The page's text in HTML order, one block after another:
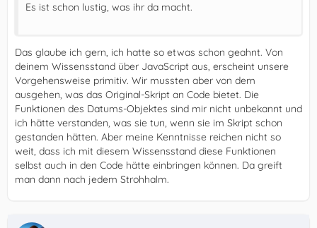
Es ist schon lustig, was ihr da macht.
Das glaube ich gern, ich hatte so etwas schon geahnt. Von
deinem Wissensstand über JavaScript aus, erscheint unsere
Vorgehensweise primitiv. Wir mussten aber von dem
ausgehen, was das Original-Skript an Code bietet. Die
Funktionen des Datums-Objektes sind mir nicht unbekannt und
ich hätte verstanden, was sie tun, wenn sie im Skript schon
gestanden hätten. Aber meine Kenntnisse reichen nicht so
weit, dass ich mit diesem Wissensstand diese Funktionen
selbst auch in den Code hätte einbringen können. Da greift
man dann nach jedem Strohhalm.